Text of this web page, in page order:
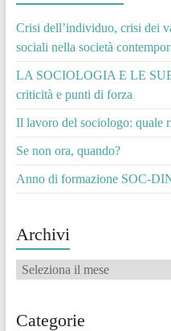
Crisi dell’individuo, crisi dei
sociali nella società
LA SOCIOLOGIA E LE
criticità e punti di forza
Il lavoro del sociologo: quale
Se non ora, quando?
Anno di formazione SOC-
Archivi
Archivi
Categorie